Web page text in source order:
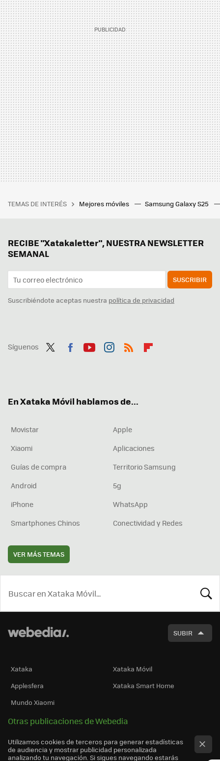
TEMAS DE INTERÉS Mejores móviles Samsung Galaxy S25
RECIBE "Xatakaletter", NUESTRA NEWSLETTER
SEMANAL
SUSCRIBIR
Suscribiéndote aceptas nuestra política de privacidad
Síguenos
En Xataka Móvil hablamos de...
Movistar
Apple
Xiaomi
Aplicaciones
Guías de compra
Territorio Samsung
Android
5g
iPhone
WhatsApp
Smartphones Chinos
Conectividad y Redes
VER MÁS TEMAS
SUBIR
Xataka
Xataka Móvil
Applesfera
Xataka Smart Home
Mundo Xiaomi
Otras publicaciones de Webedia
Utilizamos cookies de terceros para generar estadísticas
de audiencia y mostrar publicidad personalizada
analizando tu navegación. Si sigues navegando estarás